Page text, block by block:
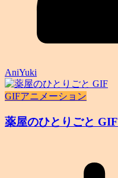
AniYuki
GIFアニメーション
薬屋のひとりごと GIF